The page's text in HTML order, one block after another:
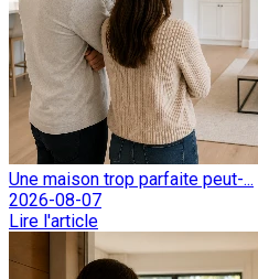
Une maison trop parfaite peut-...
2026-08-07
Lire l'article